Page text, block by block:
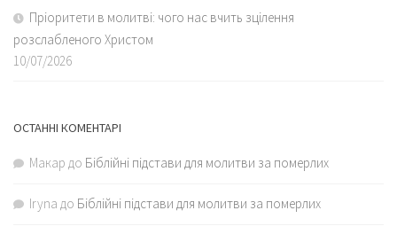
Пріоритети в молитві: чого нас вчить зцілення
розслабленого Христом
10/07/2026
ОСТАННІ КОМЕНТАРІ
Макар до Біблійні підстави для молитви за померлих
Iryna до Біблійні підстави для молитви за померлих